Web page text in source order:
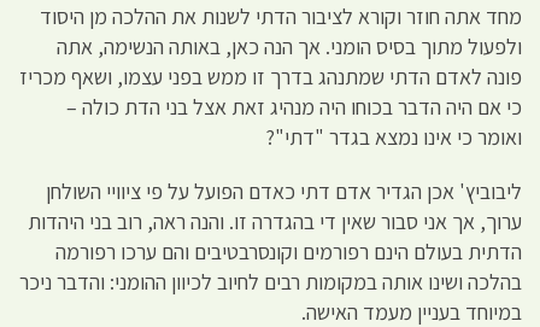
מחד אתה חוזר וקורא לציבור הדתי לשנות את ההלכה מן היסוד
ולפעול מתוך בסיס הומני. אך הנה כאן, באותה הנשימה, אתה
פונה לאדם הדתי שמתנהג בדרך זו ממש בפני עצמו, ושאף מכריז
כי אם היה הדבר בכוחו היה מנהיג זאת אצל בני הדת כולה –
ואומר כי אינו נמצא בגדר "דתי"?
ליבוביץ' אכן הגדיר אדם דתי כאדם הפועל על פי ציוויי השולחן
ערוך, אך אני סבור שאין די בהגדרה זו. והנה ראה, רוב בני היהדות
הדתית בעולם הינם רפורמים וקונסרבטיבים והם ערכו רפורמה
בהלכה ושינו אותה במקומות רבים לחיוב לכיוון ההומני: והדבר ניכר
במיוחד בעניין מעמד האישה.